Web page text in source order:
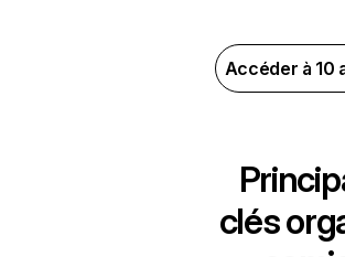
Accéder à 10
clés